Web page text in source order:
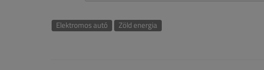
Elektromos autó Zöld energia